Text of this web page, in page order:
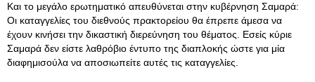
Και το μεγάλο ερωτηματικό απευθύνεται στην κυβέρνηση Σαμαρά:
Οι καταγγελίες του διεθνούς πρακτορείου θα έπρεπε άμεσα να
έχουν κινήσει την δικαστική διερεύνηση του θέματος. Εσείς κύριε
Σαμαρά δεν είστε λαθρόβιο έντυπο της διαπλοκής ώστε για μία
διαφημισούλα να αποσιωπείτε αυτές τις καταγγελίες.